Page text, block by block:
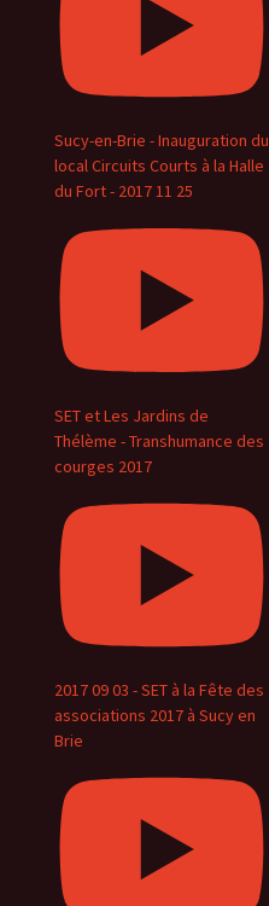
Sucy-en-Brie - Inauguration du
local Circuits Courts à la Halle
du Fort - 2017 11 25
SET et Les Jardins de
Thélème - Transhumance des
courges 2017
2017 09 03 - SET à la Fête des
associations 2017 à Sucy en
Brie